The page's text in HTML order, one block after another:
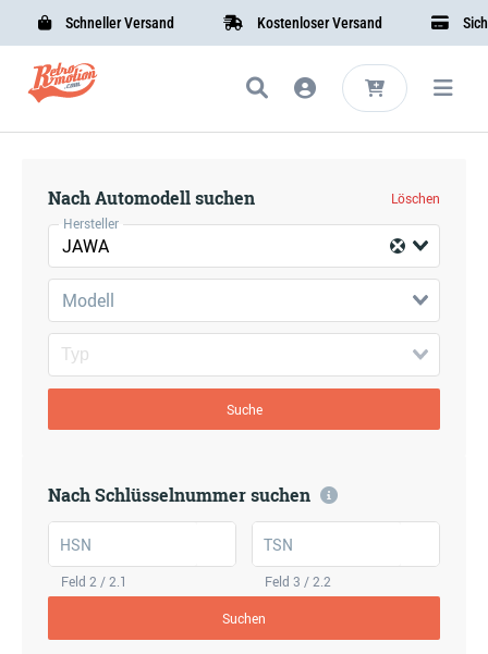
Schneller Versand Kostenloser Versand
Nach Automodell suchen
Löschen
Hersteller
JAWA
Modell
Suche
Nach Schlüsselnummer suchen
HSN
Feld 2 / 2.1
TSN
Feld 3 / 2.2
Suchen